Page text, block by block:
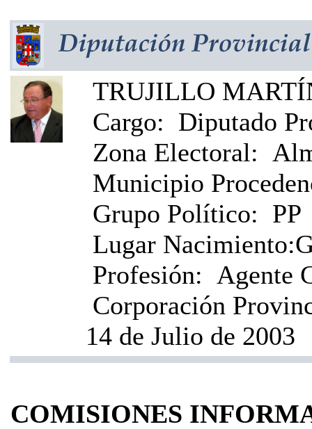
TRUJILLO
Cargo: Diputado
Zona Electoral:
Municipio
Grupo Político: PP
Lugar Nacimiento:
Profesión: Agente
Corporación
14 de Julio de 2003
COMISIONES